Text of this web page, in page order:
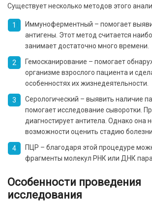
Существует несколько методов этого
Иммуноферментный – помогает
антигены. Этот метод считается
занимает достаточно много времени.
Гемосканирование – помогает
организме взрослого пациента и
особенностях их жизнедеятельности.
Серологический – выявить наличие
помогает исследование сыворотки.
диагностирует антитела. Однако она
возможности оценить стадию болезни.
ПЦР – благодаря этой процедуре
фрагменты молекул РНК или ДНК
Особенности проведения
исследования